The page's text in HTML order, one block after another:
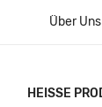
Über Uns
HEISSE